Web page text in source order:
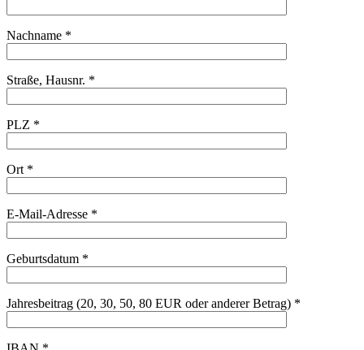
Nachname *
Straße, Hausnr. *
PLZ *
Ort *
E-Mail-Adresse *
Geburtsdatum *
Jahresbeitrag (20, 30, 50, 80 EUR oder anderer Betrag) *